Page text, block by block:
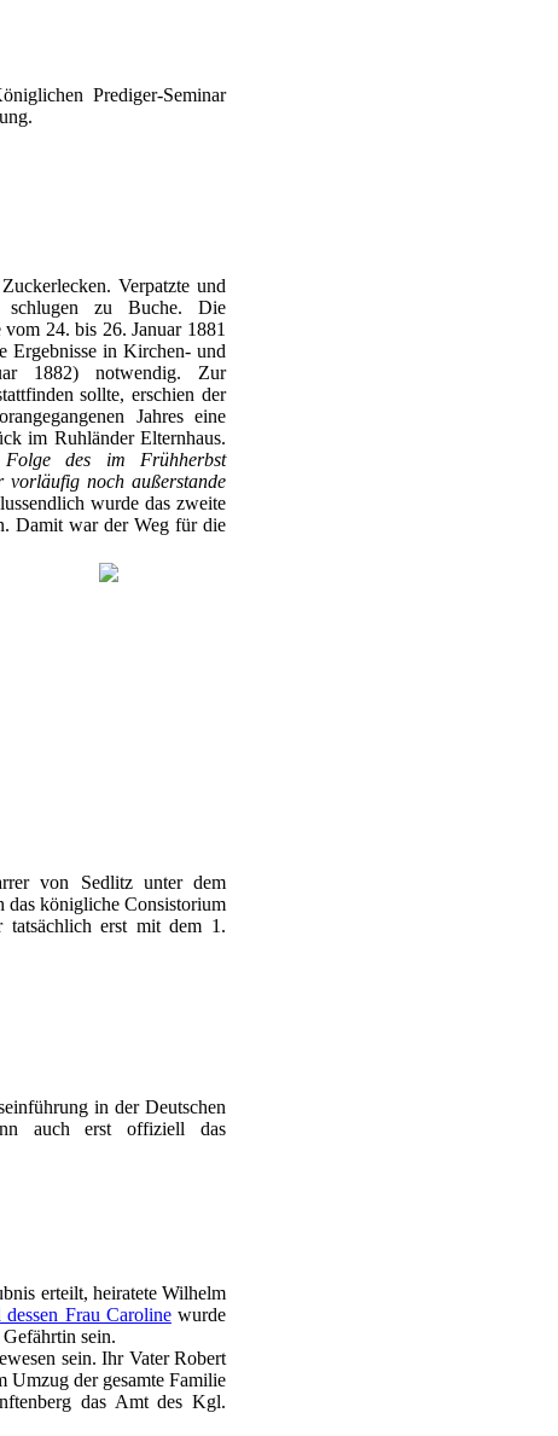
Prediger-Seminar
Verpatzte und
schlugen zu Buche. Die
24. bis 26. Januar 1881
Ergebnisse in Kirchen- und
1882) notwendig. Zur
sollte, erschien der
Jahres eine
im Ruhländer Elternhaus.
des im Frühherbst
vorläufig noch außerstande
wurde das zweite
Damit war der Weg für die
von Sedlitz unter dem
das königliche Consistorium
tatsächlich erst mit dem 1.
in der Deutschen
auch erst offiziell das
erteilt, heiratete Wilhelm
Frau Carolinewurde
sein.
sein. Ihr Vater Robert
Umzug der gesamte Familie
das Amt des Kgl.